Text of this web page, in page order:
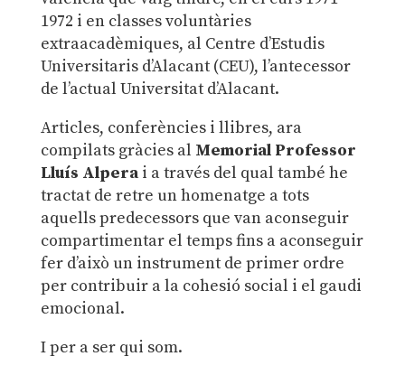
1972 i en classes voluntàries
extraacadèmiques, al Centre d’Estudis
Universitaris d’Alacant (CEU), l’antecessor
de l’actual Universitat d’Alacant.
Articles, conferències i llibres, ara
compilats gràcies al Memorial Professor
Lluís Alperai a través del qual també he
tractat de retre un homenatge a tots
aquells predecessors que van aconseguir
compartimentar el temps fins a aconseguir
fer d’això un instrument de primer ordre
per contribuir a la cohesió social i el gaudi
emocional.
I per a ser qui som.